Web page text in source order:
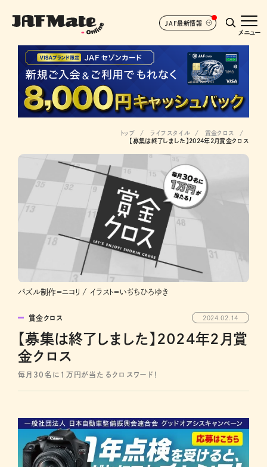
JAF最新情報
メニュー
トップ ライフスタイル
賞金クロス
【募集は終了しました】2024年2月賞金クロス
パズル制作＝ニコリ / イラスト＝いぢちひろゆき
賞金クロス 2024.02.14
【募集は終了しました】2024年2月賞
金クロス
毎月30名に1万円が当たるクロスワード！